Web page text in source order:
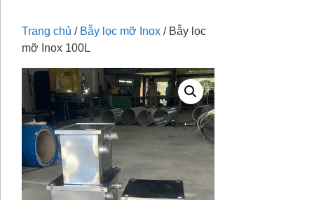
Trang chủ / Bẫy lọc mỡ Inox / Bẫy lọc
mỡ Inox 100L